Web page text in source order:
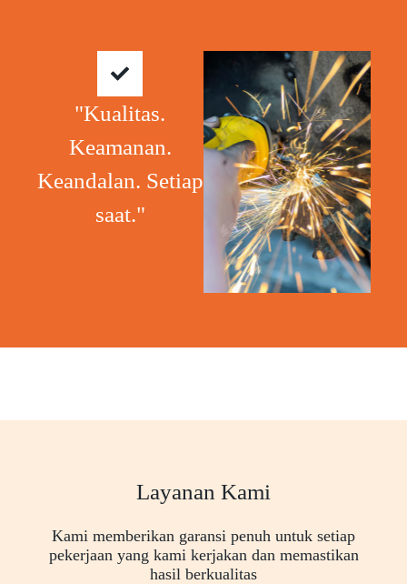
"Kualitas.
Keamanan.
Keandalan. Setiap
saat."
Layanan Kami
Kami memberikan garansi penuh untuk setiap
pekerjaan yang kami kerjakan dan memastikan
hasil berkualitas